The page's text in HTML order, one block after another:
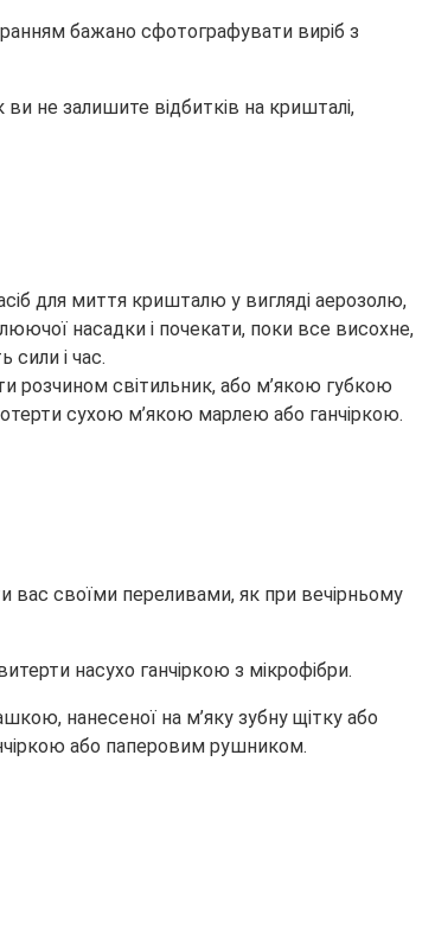
бажано сфотографувати виріб з
ви не залишите відбитків на кришталі,
для миття кришталю у вигляді аерозолю,
насадки і почекати, поки все висохне,
сили і час.
розчином світильник, або м’якою губкою
сухою м’якою марлею або ганчіркою.
вас своїми переливами, як при вечірньому
насухо ганчіркою з мікрофібри.
нанесеної на м’яку зубну щітку або
або паперовим рушником.